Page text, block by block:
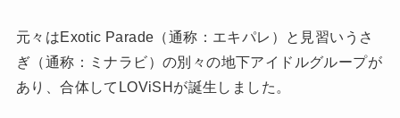
元々はExotic Parade（通称：エキパレ）と見習いうさ
ぎ（通称：ミナラビ）の別々の地下アイドルグループが
あり、合体してLOViSHが誕生しました。